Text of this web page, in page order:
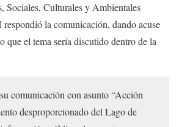
Sociales, Culturales y Ambientales
la comunicación, dando acuse
que el tema sería discutido dentro de la
comunicación con asunto “Acción
desproporcionado del Lago de